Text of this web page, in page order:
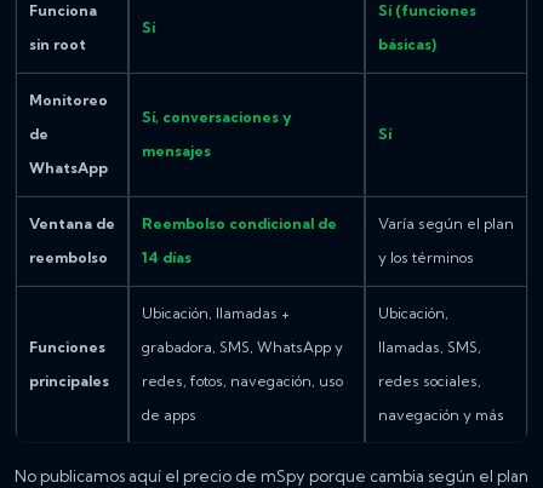
Funciona
sin root
Sí
Sí (funciones
básicas)
Monitoreo
de
WhatsApp
Sí, conversaciones y
mensajes
Sí
Ventana de
reembolso
Reembolso condicional de
14 días
Varía según el plan
y los términos
Funciones
principales
Ubicación, llamadas +
grabadora, SMS, WhatsApp y
redes, fotos, navegación, uso
de apps
Ubicación,
llamadas, SMS,
redes sociales,
navegación y más
No publicamos aquí el precio de mSpy porque cambia según el plan